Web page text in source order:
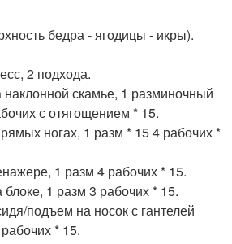
бедра - ягодицы - икры).
2 подхода.
наклонной скамье, 1 разминочный
с отягощением * 15.
ногах, 1 разм * 15 4 рабочих *
1 разм 4 рабочих * 15.
1 разм 3 рабочих * 15.
подъем на носок с гантелей
* 15.